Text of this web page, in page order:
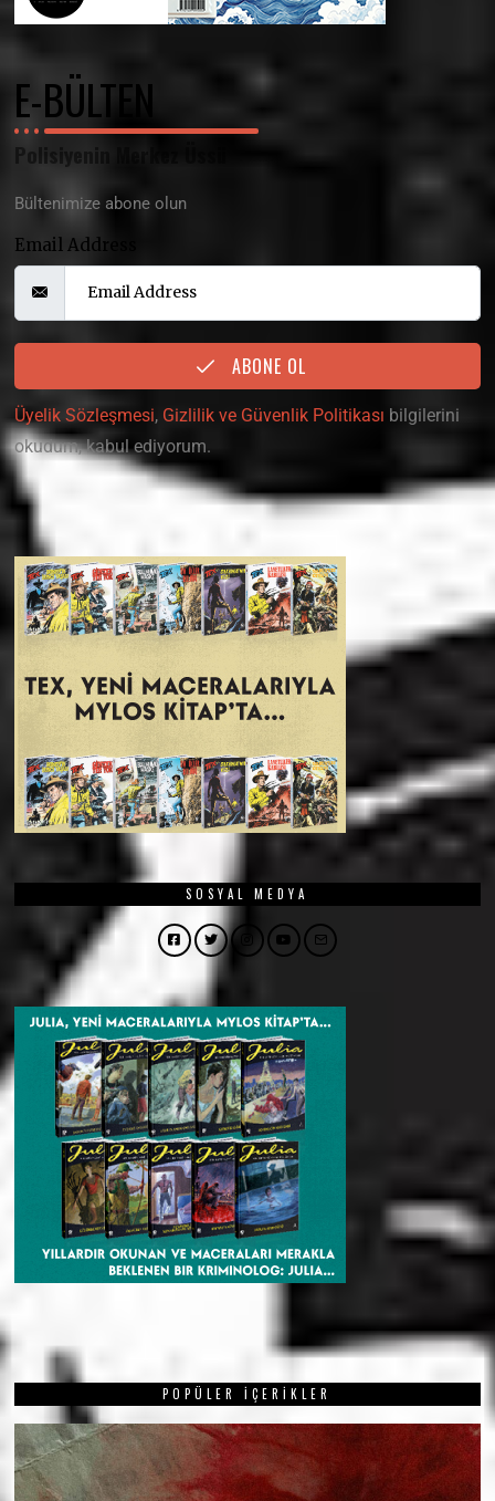
E-BÜLTEN
Polisiyenin Merkez Üssü
Bültenimize abone olun
Email Address
ABONE OL
Üyelik Sözleşmesi, Gizlilik ve Güvenlik Politikası bilgilerini
okudum, kabul ediyorum.
SOSYAL MEDYA
FacebookTwitter Instagram
YouTubeEmail
POPÜLER İÇERIKLER